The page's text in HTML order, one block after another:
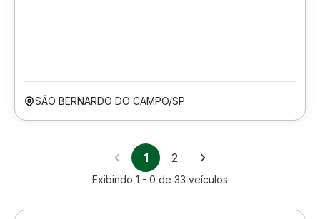
SÃO BERNARDO DO CAMPO/SP
1 2
Exibindo 1 - 0 de 33 veículos